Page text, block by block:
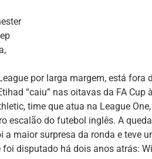
por larga margem, está fora
“caiu” nas oitavas da FA Cup
time que atua na League
escalão do futebol inglês. A
a maior surpresa da ronda e teve
disputado há dois anos atrás: